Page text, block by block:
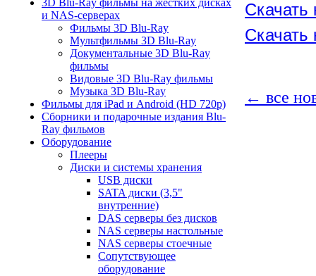
3D Blu-Ray фильмы на жестких дисках
и NAS-серверах
Фильмы 3D Blu-Ray
Мультфильмы 3D Blu-Ray
Документальные 3D Blu-Ray
фильмы
Видовые 3D Blu-Ray фильмы
Музыка 3D Blu-Ray
Фильмы для iPad и Android (HD 720p)
Сборники и подарочные издания Blu-
Ray фильмов
Оборудование
Плееры
Диски и системы хранения
USB диски
SATA диски (3,5"
внутренние)
DAS серверы без дисков
NAS серверы настольные
NAS серверы стоечные
Сопутствующее
оборудование
Скачать
Скачать
← все